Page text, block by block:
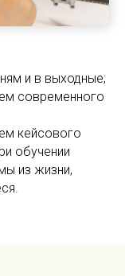
и в выходные;
современного
кейсового
обучении
из жизни,